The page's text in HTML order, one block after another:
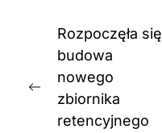
Nawigacja
wpisu
Previous
post:
Rozpoczęła się
budowa
nowego
zbiornika
retencyjnego